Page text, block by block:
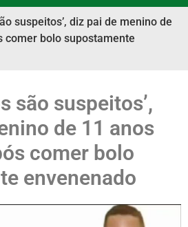
suspeitos’, diz pai de menino de
comer bolo supostamente
são suspeitos’,
de 11 anos
comer bolo
envenenado